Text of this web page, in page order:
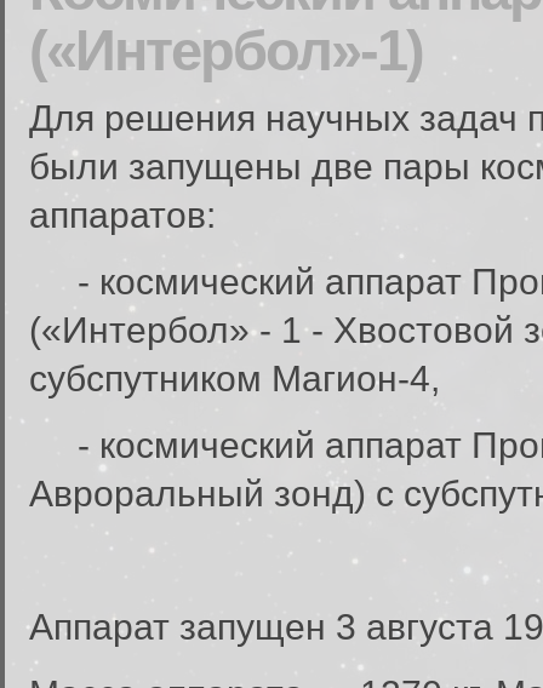
(«Интербол»-1)
Для решения научных
были запущены две пары
аппаратов:
- космический аппарат
(«Интербол» - 1 - Хвостовой
субспутником Магион-4,
- космический аппарат
Авроральный зонд) с
Аппарат запущен 3 августа